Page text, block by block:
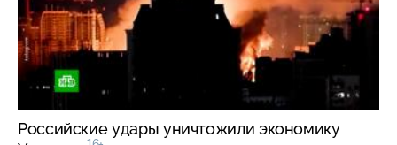
Российские удары уничтожили экономику